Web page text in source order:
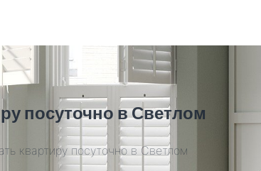
посуточно в Светлом
квартиру посуточно в Светлом